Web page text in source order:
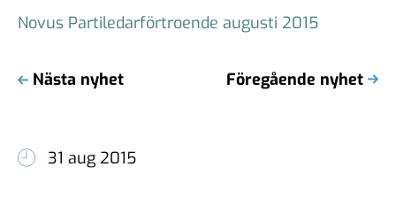
Novus Partiledarförtroende augusti 2015
Nästa nyhet Föregående nyhet
31 aug 2015